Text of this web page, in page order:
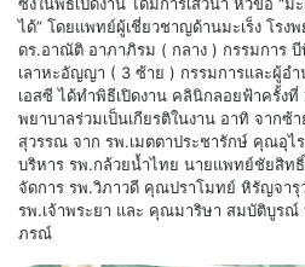
ได้” โดยแพทย์ผู้เชี่ยวชาญด้านมะเร็ง โร
ดร.อาณัติ อาภาภิรม ( กลาง ) กรรมการ
เลาหะอัญญา ( 3 ซ้าย ) กรรมการและผู้อ
เอสซี ได้ทำพิธีเปิดงาน คลินิกลอยฟ้าครั้งที่
พยาบาลร่วมเป็นเกียรติในงาน อาทิ จาก
สุวรรณ จาก รพ.เมตตาประชารักษ์ คุณอุไ
บริหาร รพ.กล้วยน้ำไทย นายแพทย์ชัยสิท
จัดการ รพ.วิภาวดี คุณปราโมทย์ หิรัญจารุ
รพ.เจ้าพระยา และ คุณมาริษา สมบัติบูรณ์
ภรณ์